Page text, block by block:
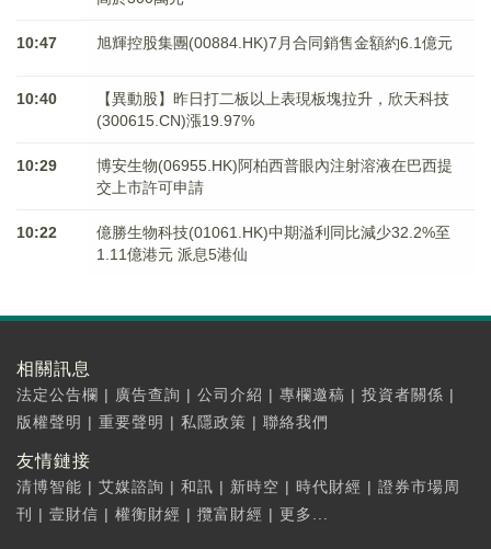
10:47 旭輝控股集團(00884.HK)7月合同銷售金額約6.1億元
10:40
【異動股】昨日打二板以上表現板塊拉升，欣天科技
(300615.CN)漲19.97%
10:29
博安生物(06955.HK)阿柏西普眼內注射溶液在巴西提
交上市許可申請
10:22
億勝生物科技(01061.HK)中期溢利同比減少32.2%至
1.11億港元 派息5港仙
相關訊息
法定公告欄 | 廣告查詢 | 公司介紹 | 專欄邀稿 | 投資者關係 |
版權聲明 | 重要聲明 | 私隱政策 | 聯絡我們
友情鏈接
清博智能 | 艾媒諮詢 | 和訊 | 新時空 | 時代財經 | 證券市場周
刊
| 壹財信 | 權衡財經 | 攬富財經 | 更多...